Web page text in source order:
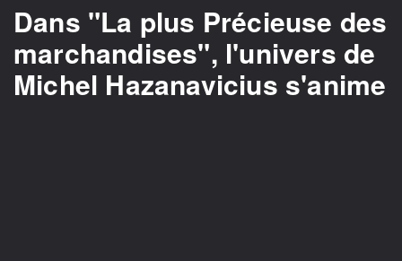
Dans "La plus Précieuse des
marchandises", l'univers de
Michel Hazanavicius s'anime